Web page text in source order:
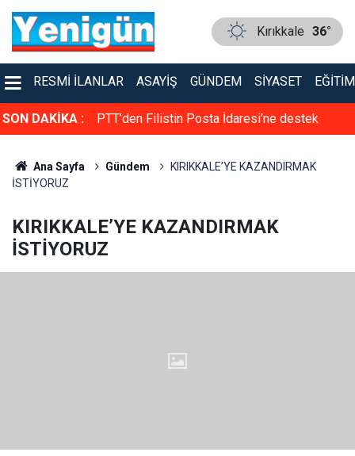
Kırıkkale 36°
RESMI İLANLAR ASAYIŞ GÜNDEM SIYASET EĞITIM
SON DAKİKA :
altına alma PTT’den Filistin Posta İdaresi’ne destek
Ana Sayfa Gündem
KIRIKKALE’YE KAZANDIRMAK
İSTİYORUZ
KIRIKKALE’YE KAZANDIRMAK
İSTİYORUZ